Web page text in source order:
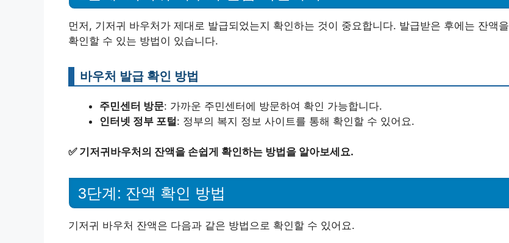
먼저, 기저귀 바우처가 제대로 발급되었는지 확인하는 것이 중요합니다. 발급받은 후에는 잔액을
확인할 수 있는 방법이 있습니다.
바우처 발급 확인 방법
주민센터 방문: 가까운 주민센터에 방문하여 확인 가능합니다.
인터넷 정부 포털: 정부의 복지 정보 사이트를 통해 확인할 수 있어요.
✅ 기저귀바우처의 잔액을 손쉽게 확인하는 방법을 알아보세요.
3단계: 잔액 확인 방법
기저귀 바우처 잔액은 다음과 같은 방법으로 확인할 수 있어요.